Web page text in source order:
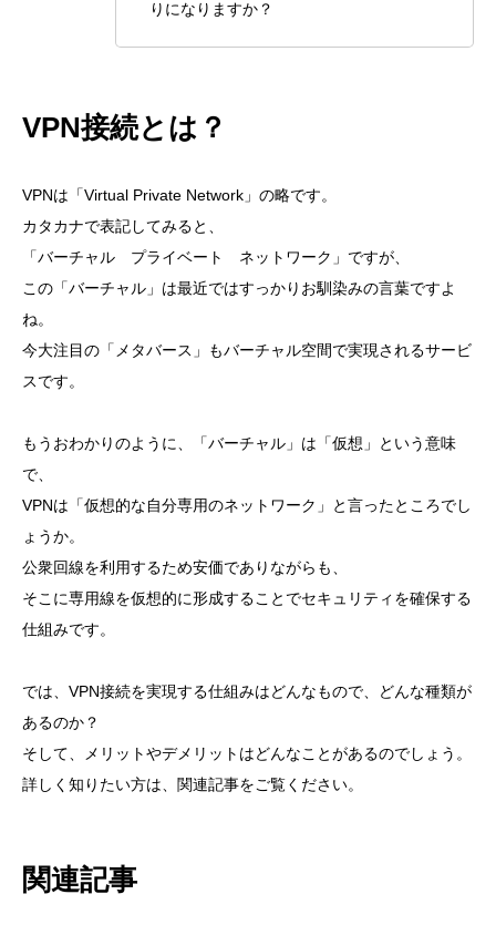
りになりますか？
VPN接続とは？
VPNは「Virtual Private Network」の略です。
カタカナで表記してみると、
「バーチャル プライベート ネットワーク」ですが、
この「バーチャル」は最近ではすっかりお馴染みの言葉ですよ
ね。
今大注目の「メタバース」もバーチャル空間で実現されるサービ
スです。
もうおわかりのように、「バーチャル」は「仮想」という意味
で、
VPNは「仮想的な自分専用のネットワーク」と言ったところでし
ょうか。
公衆回線を利用するため安価でありながらも、
そこに専用線を仮想的に形成することでセキュリティを確保する
仕組みです。
では、VPN接続を実現する仕組みはどんなもので、どんな種類が
あるのか？
そして、メリットやデメリットはどんなことがあるのでしょう。
詳しく知りたい方は、関連記事をご覧ください。
関連記事